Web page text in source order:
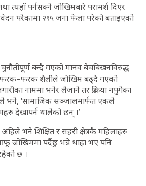
त्यहाँ पर्नसक्ने जोखिमबारे परामर्श दिएर
परेकामा २९५ जना फेला परेको बताइएको
बन्दै गएको मानव बेचबिखनविरुद्ध
फरक–फरक शैलीले जोखिम बढ्दै गएको
नाममा भनेर लैजाने तर प्रक्रिया नपुगेका
भने, ‘सामाजिक सञ्जालमार्फत एकले
देखापर्न थालेको छन् ।’
भने शिक्षित र सहरी क्षेत्रकै महिलाहरु
जोखिममा पर्दैछु भन्ने थाहा भए पनि
छ ।